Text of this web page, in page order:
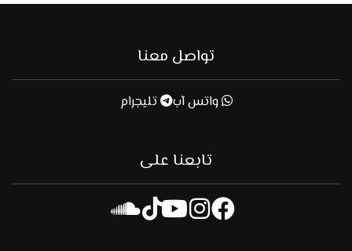
تواصل معنا
واتس آب تليجرام
تابعنا على